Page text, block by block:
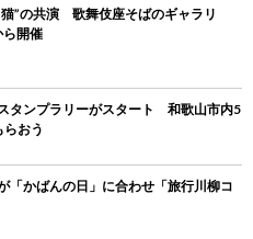
”の共演 歌舞伎座そばのギャラリ
開催
タンプラリーがスタート 和歌山市内5
おう
かばんの日」に合わせ「旅行川柳コ